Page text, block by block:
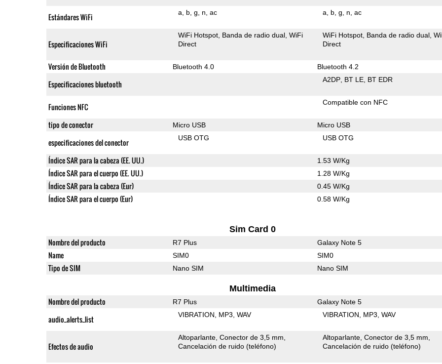
Estándares WiFi a b g n ac a b g n ac
Especificaciones WiFi
WiFi Hotspot Banda de radio dual WiFi
Direct
WiFi Hotspot Banda de radio dual
Direct
Versión de Bluetooth Bluetooth 4.0 Bluetooth 4.2
Especificaciones bluetooth A2DP BT LE BT EDR
Funciones NFC Compatible con NFC
tipo de conector Micro USB Micro USB
especificaciones del conector USB OTG USB OTG
Índice SAR para la cabeza (EE. UU.) 1.53 W/Kg
Índice SAR para el cuerpo (EE. UU.) 1.28 W/Kg
Índice SAR para la cabeza (Eur) 0.45 W/Kg
Índice SAR para el cuerpo (Eur) 0.58 W/Kg
Sim Card 0
Nombre del producto R7 Plus Galaxy Note 5
Name SIM0 SIM0
Tipo de SIM Nano SIM Nano SIM
Multimedia
Nombre del producto R7 Plus Galaxy Note 5
audio_alerts_list VIBRATION MP3 WAV VIBRATION MP3 WAV
Efectos de audio
Altoparlante Conector de 3,5 mm
Cancelación de ruido (teléfono)
Altoparlante Conector de 3,5 mm
Cancelación de ruido (teléfono)